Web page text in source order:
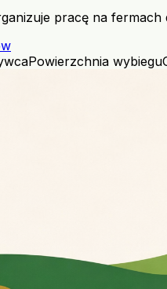
pracę na fermach
Powierzchnia wybiegu